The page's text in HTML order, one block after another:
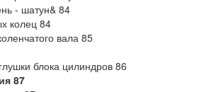
- шатун& 84
колец 84
вала 85
блока цилиндров 86
87